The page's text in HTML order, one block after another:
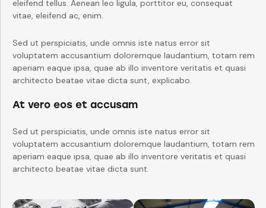
eleifend tellus. Aenean leo ligula, porttitor eu, consequat
vitae, eleifend ac, enim.
Sed ut perspiciatis, unde omnis iste natus error sit
voluptatem accusantium doloremque laudantium, totam rem
aperiam eaque ipsa, quae ab illo inventore veritatis et quasi
architecto beatae vitae dicta sunt, explicabo.
At vero eos et accusam
Sed ut perspiciatis, unde omnis iste natus error sit
voluptatem accusantium doloremque laudantium, totam rem
aperiam eaque ipsa, quae ab illo inventore veritatis et quasi
architecto beatae vitae dicta sunt.